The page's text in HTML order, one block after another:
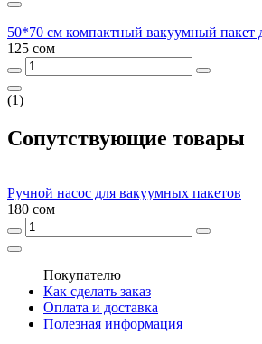
50*70 см компактный вакуумный пакет
125 сом
(1)
Сопутствующие товары
Ручной насос для вакуумных пакетов
180 сом
Покупателю
Как сделать заказ
Оплата и доставка
Полезная информация